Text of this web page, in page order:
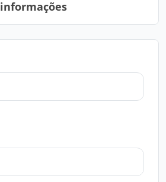
informações